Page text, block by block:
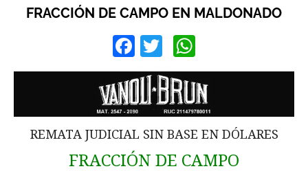
FRACCIÓN DE CAMPO EN MALDONADO
Facebook
Twitter
REMATA JUDICIAL SIN BASE EN DÓLARES
FRACCIÓN DE CAMPO